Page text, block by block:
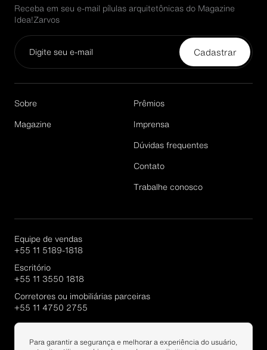
Receba em seu e-mail pílulas arquitetônicas do Magazine
Idea!Zarvos
Cadastrar
Email*
Sobre
Magazine
Prêmios
Imprensa
Dúvidas frequentes
Contato
Trabalhe conosco
Equipe de vendas
+55 11 5189-1818
Escritório
+55 11 3550 1818
Corretores ou imobiliárias parceiras
+55 11 4750 2755
Portal Parcerias
Para garantir a segurança e melhorar a experiência do usuário,